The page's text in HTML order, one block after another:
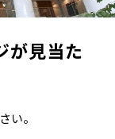
が見当た
い。